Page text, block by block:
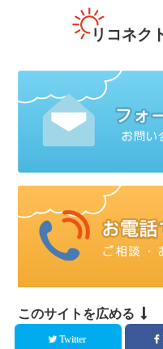
リコネク
このサイトを広める
Twitter